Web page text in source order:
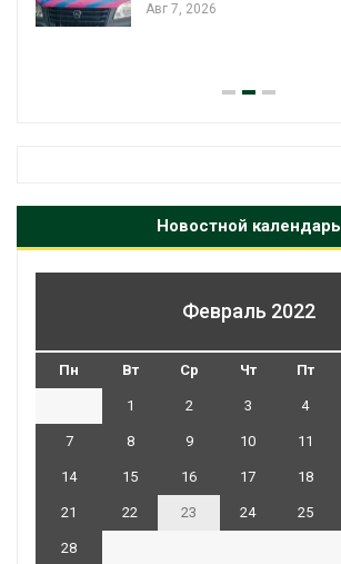
Авг 7, 2026
Новостной календарь
Февраль 2022
Пн Вт Ср Чт Пт
1 2 3 4
7 8 9 10 11
14 15 16 17 18
21 22 23 24 25
28